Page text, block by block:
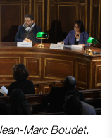
Marc Boudet,